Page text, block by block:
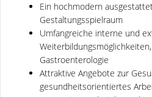
Ein hochmodern
Gestaltungsspielraum
Umfangreiche interne und
Gastroenterologie
Attraktive Angebote zur
gesundheitsorientiertes